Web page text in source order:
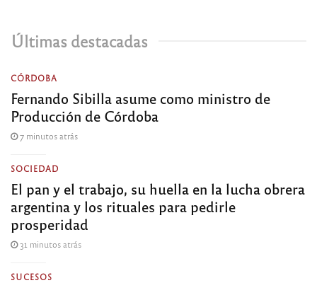
Últimas destacadas
CÓRDOBA
Fernando Sibilla asume como ministro de
Producción de Córdoba
7 minutos atrás
SOCIEDAD
El pan y el trabajo, su huella en la lucha obrera
argentina y los rituales para pedirle
prosperidad
31 minutos atrás
SUCESOS